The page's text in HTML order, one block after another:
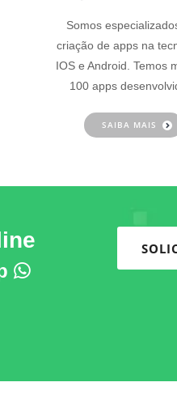
Somos
criação de apps na
IOS e Android. Temos
100 apps
SAIBA MAIS